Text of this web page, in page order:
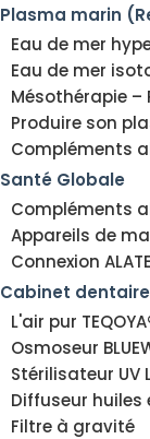
Plasma marin
Eau de mer
Eau de mer
Mésothérapie –
Produire son
Compléments
Santé Globale
Compléments
Appareils de
Connexion
Cabinet dentaire
L'air pur
Osmoseur
Stérilisateur UV
Diffuseur huiles
Filtre à gravité